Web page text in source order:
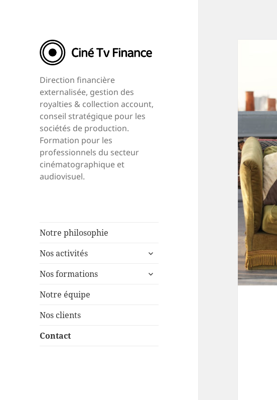
Direction financière
externalisée, gestion des
royalties & collection account,
conseil stratégique pour les
sociétés de production.
Formation pour les
professionnels du secteur
cinématographique et
audiovisuel.
Notre philosophie
Nos activités
ouvrir
sous-
Nos formations
ouvrir
Notre équipe
Nos clients
Contact